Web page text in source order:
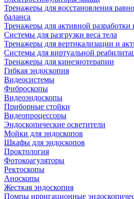
Тренажеры для восстановления
баланса
Тренажеры для активной разработки
Системы для разгрузки веса тела
Тренажеры для вертикализации и
Системы для виртуальной
Тренажеры для кинезиотерапии
Гибкая эндоскопия
Видеосистемы
Фиброскопы
Видеоэндоскопы
Приборные стойки
Видеопроцессоры
Эндоскопические осветители
Мойки для эндоскопов
Шкафы для эндоскопов
Проктология
Фотокоагуляторы
Ректоскопы
Аноскопы
Жесткая эндоскопия
Помпы ирригационные